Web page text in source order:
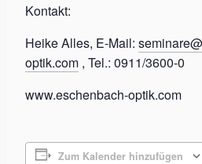
Kontakt:
Heike Alles, E-Mail:
optik.com , Tel.: 0911/3600-0
www.eschenbach-optik.com
Zum Kalender hinzufügen